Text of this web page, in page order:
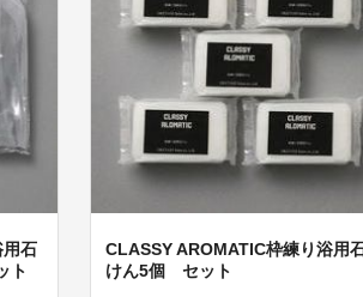
用石
ト
CLASSY AROMATIC枠練り浴用
けん5個 セット